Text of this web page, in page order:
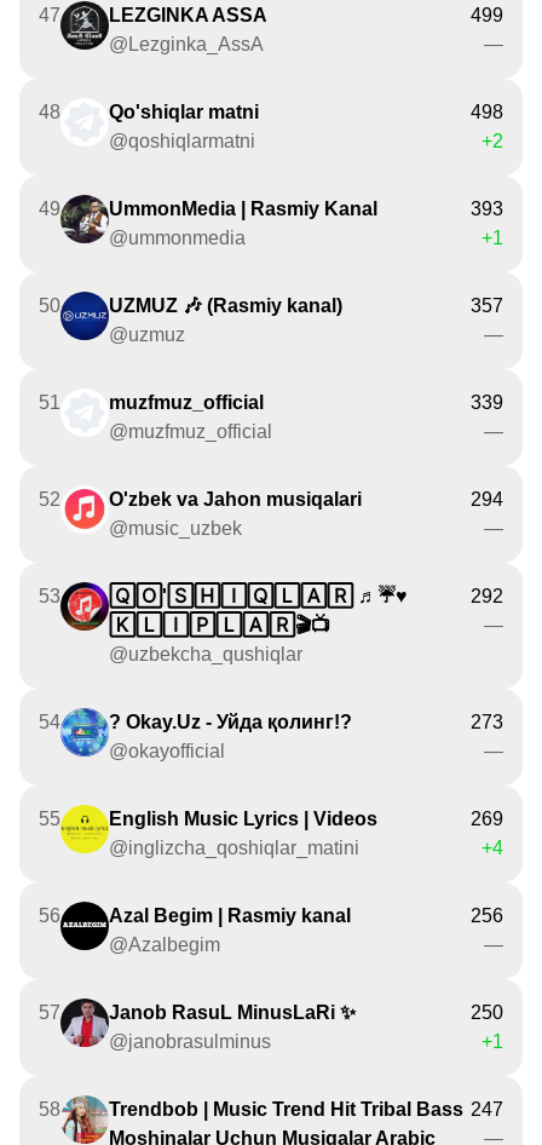
47
LEZGINKA ASSA
@Lezginka_AssA
499
—
48
Qo'shiqlar matni
@qoshiqlarmatni
498
+2
49
UmmonMedia | Rasmiy Kanal
@ummonmedia
393
+1
50
UZMUZ 🎶 (Rasmiy kanal)
@uzmuz
357
—
51
muzfmuz_official
@muzfmuz_official
339
—
52
O'zbek va Jahon musiqalari
@music_uzbek
294
—
53
🅀🄾'🅂🄷🄸🅀🄻🄰🅁 ♬☔♥
🄺🄻🄸🄿🄻🄰🅁🎬📺
@uzbekcha_qushiqlar
292
—
54
? Okay.Uz - Уйда қолинг!?
@okayofficial
273
—
55
English Music Lyrics | Videos
@inglizcha_qoshiqlar_matini
269
+4
56
Azal Begim | Rasmiy kanal
@Azalbegim
256
—
57
Janob RasuL MinusLaRi ✨
@janobrasulminus
250
+1
58
Trendbob | Music Trend Hit Tribal Bass
Moshinalar Uchun Musiqalar Arabic
247
—